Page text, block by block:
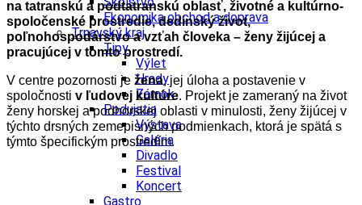
Ekonomika obchod a doprava
Trnavský kraj
Tipy
Výlet
Hrady
Zámok
Podujatia
Výstava
Galéria
Divadlo
Festival
Koncert
Gastro
na tatranskú a podtatranskú oblasť, životné a kultúrno-
spoločenské prostredie, dedinský život,
poľnohospodárstvo a vzťah človeka – ženy žijúcej a
pracujúcej v tomto prostredí.
V centre pozornosti je žena, jej úloha a postavenie v
spoločnosti v ľudovej kultúre. Projekt je zameraný na život
ženy horskej a podhorskej oblasti v minulosti, ženy žijúcej v
týchto drsných zemepisných podmienkach, ktorá je spätá s
týmto špecifickým prostredím.